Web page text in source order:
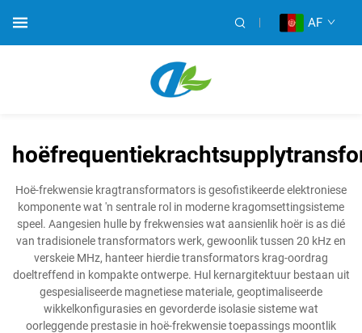
AF
Hoë-frekwensie kragtransformators is gesofistikeerde elektroniese
komponente wat 'n sentrale rol in moderne kragomsettingsisteme
speel. Aangesien hulle by frekwensies wat aansienlik hoër is as dié
van tradisionele transformators werk, gewoonlik tussen 20 kHz en
verskeie MHz, hanteer hierdie transformators krag-oordrag
doeltreffend in kompakte ontwerpe. Hul kernargitektuur bestaan uit
gespesialiseerde magnetiese materiale, geoptimaliseerde
wikkelkonfigurasies en gevorderde isolasie sisteme wat
oorleggende prestasie in hoë-frekwensie toepassings moontlik